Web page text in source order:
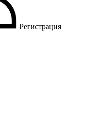
Регистрация